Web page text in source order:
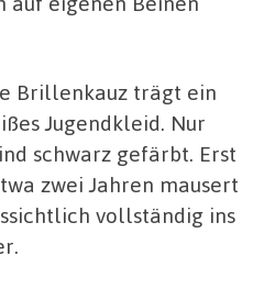
Brillenkauz trägt ein
Jugendkleid. Nur
schwarz gefärbt. Erst
zwei Jahren mausert
vollständig ins